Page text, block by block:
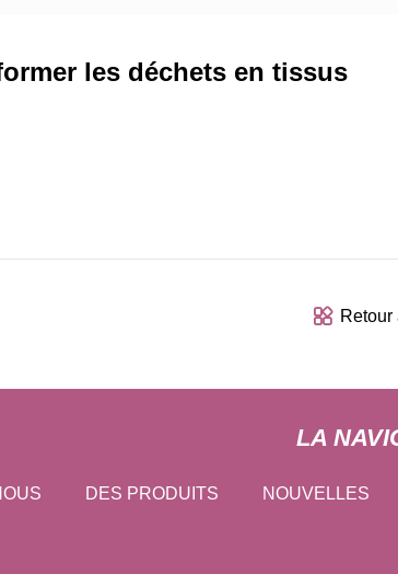
les déchets en tissus
Retour
LA
DES PRODUITS NOUVELLES